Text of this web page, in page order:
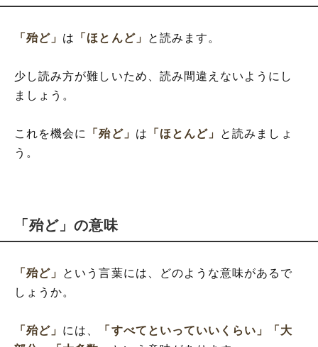
「殆ど」 は 「ほとんど」 と読みます。
少し読み方が難しいため、読み間違えないようにし
ましょう。
これを機会に 「殆ど」 は 「ほとんど」
と読みましょ
う。
「殆ど」の意味
「殆ど」
という言葉には、どのような意味があるで
しょうか。
「殆ど」 には、 「すべてといっていいくらい」
「大